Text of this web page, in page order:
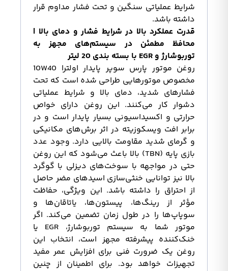
شرایط عملیاتی سنگین و تحت فشار مداوم قرار
داشته باشد.
قدرت عملکرد بالا در شرایط فشار و دمای بالا |
محافظ مطمئن در سیستم‌های مجهز به
توربوشارژ و EGR با بسته بندی 20 لیتر
روغن موتور پارس سوپر پایدار اولترا 10W40
مخصوص موتورهایی طراحی شده است که تحت
فشارهای شدید، دمای بالا و شرایط عملیاتی
دشوار کار می‌کنند. این روغن دارای خواص
حرارتی و اکسیداسیونی بسیار پایدار است و در
برابر افت ویسکوزیته در اثر برش‌های مکانیکی
و گرمای شدید مقاومت بالایی دارد. وجود عدد
بازی پایه (TBN) بالا باعث می‌شود که این روغن
حتی در مواجهه با سوخت‌های دیزلی با گوگرد
بالا نیز توانایی خنثی‌سازی اسیدهای مضر حاصل
از احتراق را داشته باشد. این ویژگی، حفاظت
مؤثر از رینگ‌ها، پیستون‌ها، یاتاقان‌ها و
سوپاپ‌ها را در طول زمان تضمین می‌کند. اگر
موتور شما به سیستم توربوشارژ، EGR یا
خنک‌کننده پیشرفته مجهز است، انتخاب این
روغن یک ضرورت فنی برای افزایش عمر مفید
تجهیزات خواهد بود. برای اطمینان از چنین